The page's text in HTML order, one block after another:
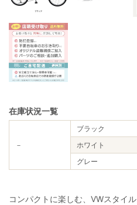
在庫状況一覧
－
ブラック
ホワイト
グレー
コンパクトに楽しむ、VWスタイル